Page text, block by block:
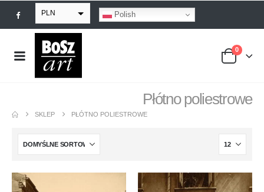
PLN
EUR
USD
Polish
0
Płótno poliestrowe
SKLEP PŁÓTNO POLIESTROWE